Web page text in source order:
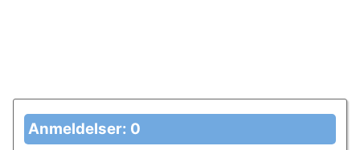
Anmeldelser: 0